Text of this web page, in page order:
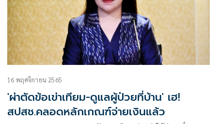
16 พฤศจิกายน 2565
'ผ่าตัดข้อเข่าเทียม-ดูแลผู้ป่วยที่บ้าน' เฮ!
สปสช.คลอดหลักเกณฑ์จ่ายเงินแล้ว